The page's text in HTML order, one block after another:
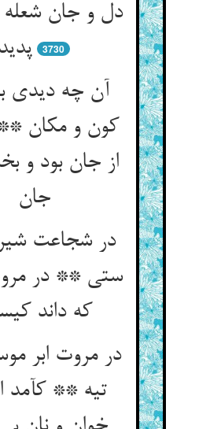
دل و جان شعله
پدید
3730
آن چه دیدی
کون و مکان
از جان بود و
جان‌‌
در شجاعت شیر
ستی ** در
در مروت ابر
تیه ** کآمد